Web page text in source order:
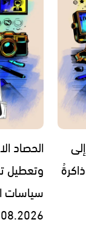
الحصاد
وتعطيل
سياسات